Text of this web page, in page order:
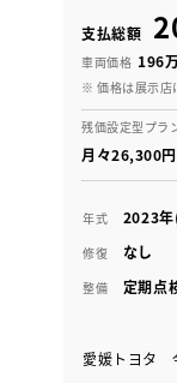
支払総額
車両価格 196
※ 価格は展示店
残価設定型プラ
月々26,300円
年式 2023
修復 なし
整備 定期点
愛媛トヨタ